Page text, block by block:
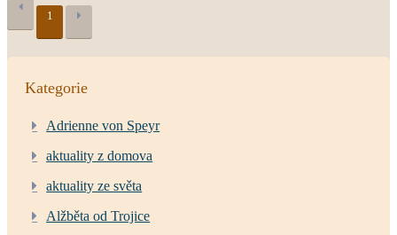
1
Kategorie
Adrienne von Speyr
aktuality z domova
aktuality ze světa
Alžběta od Trojice